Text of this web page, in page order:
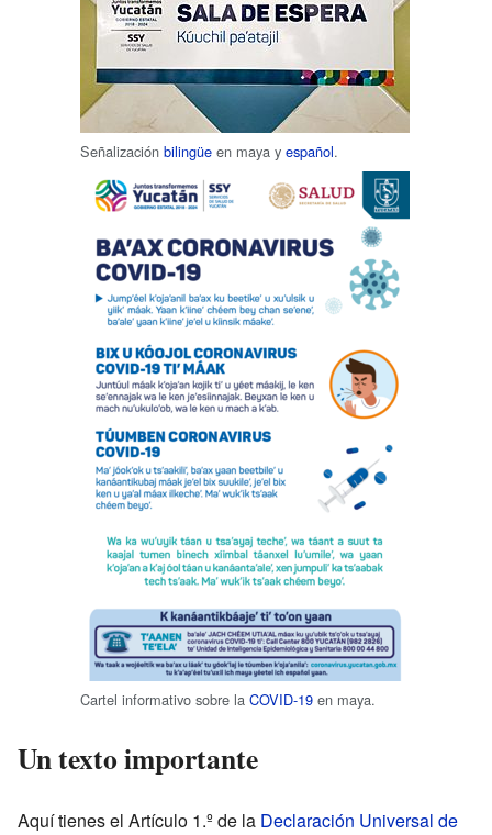
Señalización bilingüe en maya y español.
Cartel informativo sobre la COVID-19 en maya.
Un texto importante
Aquí tienes el Artículo 1.º de la Declaración Universal de